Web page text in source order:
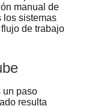
manual de
los sistemas
de trabajo
un paso
resulta